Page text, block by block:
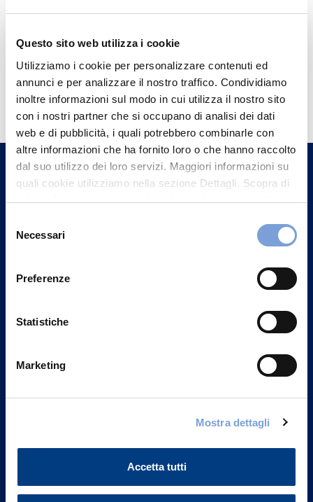
Questo sito web utilizza i cookie
Utilizziamo i cookie per personalizzare contenuti ed
annunci e per analizzare il nostro traffico. Condividiamo
inoltre informazioni sul modo in cui utilizza il nostro sito
con i nostri partner che si occupano di analisi dei dati
web e di pubblicità, i quali potrebbero combinarle con
altre informazioni che ha fornito loro o che hanno raccolto
dal suo utilizzo dei loro servizi. Maggiori informazioni su
quali cookie utilizziamo nella sezione Dettagli. Scopra di
più su chi siamo, come può contattarci e come trattiamo i
può trovare nel footer del sito nella sezione "Informativa
delNecessari
Preferenze
Statistiche
Marketing
Mostra dettagli
Accetta tutti
Hai bisogno di
informazioni?
Trova l'Agenzia più vicina a te e parla con
un nostro Agente.
Contattaci
FAQ